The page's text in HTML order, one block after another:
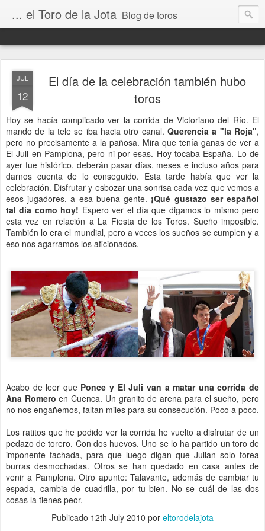
... el Toro de la Jota Blog de toros
JUL
12
El día de la celebración también hubo
toros
Hoy se hacía complicado ver la corrida de Victoriano del Río. El
mando de la tele se iba hacia otro canal. Querencia a "la Roja",
pero no precisamente a la pañosa. Mira que tenía ganas de ver a
El Juli en Pamplona, pero ni por esas. Hoy tocaba España. Lo de
ayer fue histórico, deberán pasar días, meses e incluso años para
darnos cuenta de lo conseguido. Esta tarde había que ver la
celebración. Disfrutar y esbozar una sonrisa cada vez que vemos a
esos jugadores, a esa buena gente. ¡Qué gustazo ser español
tal día como hoy! Espero ver el día que digamos lo mismo pero
esta vez en relación a La Fiesta de los Toros. Sueño imposible.
También lo era el mundial, pero a veces los sueños se cumplen y a
eso nos agarramos los aficionados.
Acabo de leer que Ponce y El Juli van a matar una corrida de
Ana Romero en Cuenca. Un granito de arena para el sueño, pero
no nos engañemos, faltan miles para su consecución. Poco a poco.
Los ratitos que he podido ver la corrida he vuelto a disfrutar de un
pedazo de torero. Con dos huevos. Uno se lo ha partido un toro de
imponente fachada, para que luego digan que Julian solo torea
burras desmochadas. Otros se han quedado en casa antes de
venir a Pamplona. Otro apunte: Talavante, además de cambiar tu
espada, cambia de cuadrilla, por tu bien. No se cuál de las dos
cosas la tienes peor.
Publicado 12th July 2010 por eltorodelajota